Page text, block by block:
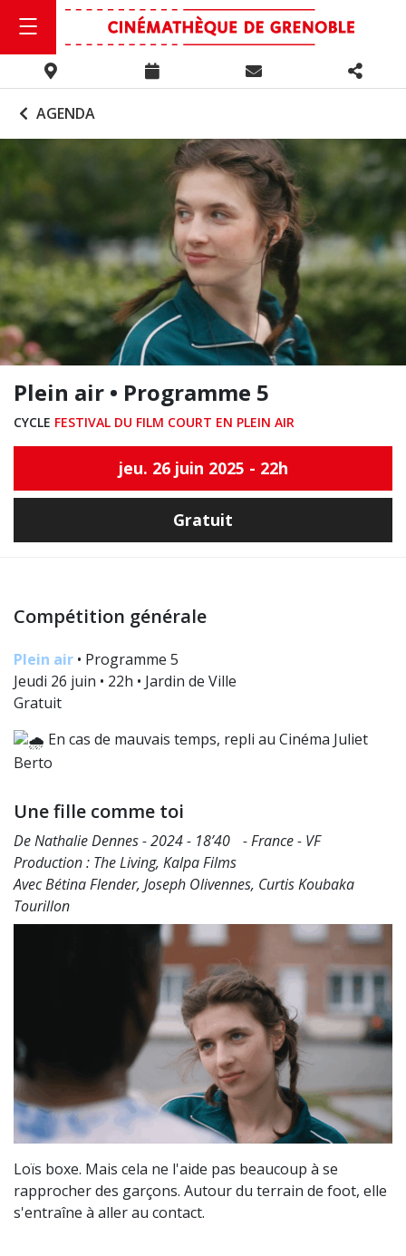
AGENDA
Plein air • Programme 5
CYCLE FESTIVAL DU FILM COURT EN PLEIN AIR
jeu. 26 juin 2025 - 22h
Gratuit
Compétition générale
Plein air • Programme 5
Jeudi 26 juin • 22h • Jardin de Ville
Gratuit
En cas de mauvais temps, repli au Cinéma Juliet
Berto
Une fille comme toi
De Nathalie Dennes - 2024 - 18’40 - France - VF
Production : The Living, Kalpa Films
Avec Bétina Flender, Joseph Olivennes, Curtis Koubaka
Tourillon
Loïs boxe. Mais cela ne l'aide pas beaucoup à se
rapprocher des garçons. Autour du terrain de foot, elle
s'entraîne à aller au contact.